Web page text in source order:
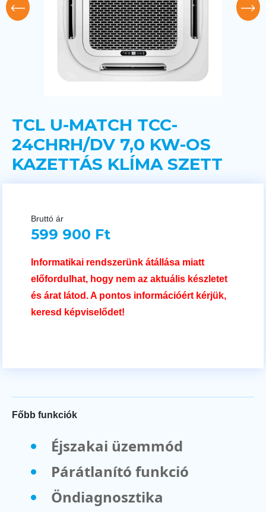
TCL U-MATCH TCC-
24CHRH/DV 7,0 KW-OS
KAZETTÁS KLÍMA SZETT
Bruttó ár
599 900 Ft
Informatikai rendszerünk átállása miatt
előfordulhat, hogy nem az aktuális készletet
és árat látod. A pontos információért kérjük,
keresd képviselődet!
Főbb funkciók
Éjszakai üzemmód
Párátlanító funkció
Öndiagnosztika